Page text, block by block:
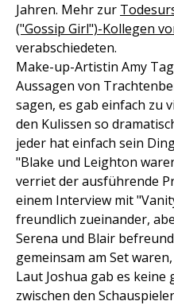
Jahren. Mehr zur
("Gossip Girl")-Kollegen
verabschiedeten.
Make-up-Artistin Amy
Aussagen von
sagen, es gab einfach zu
den Kulissen so
jeder hat einfach sein
"Blake und Leighton
verriet der ausführende
einem Interview mit
freundlich zueinander,
Serena und Blair
gemeinsam am Set
Laut Joshua gab es
zwischen den